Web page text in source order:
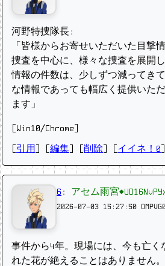
河野特捜隊長:
「皆様からお寄せいただいた目撃
捜査を中心に、様々な捜査を展開
情報の件数は、少しずつ減ってき
な情報であっても幅広く提供いた
ます」
[Win10/Chrome]
引用 編集 削除 イイネ！0
6 : アセム雨宮
2026-07-03 15:27:50
事件から4年。現場には、今も亡く
れた花が絶えることはありません